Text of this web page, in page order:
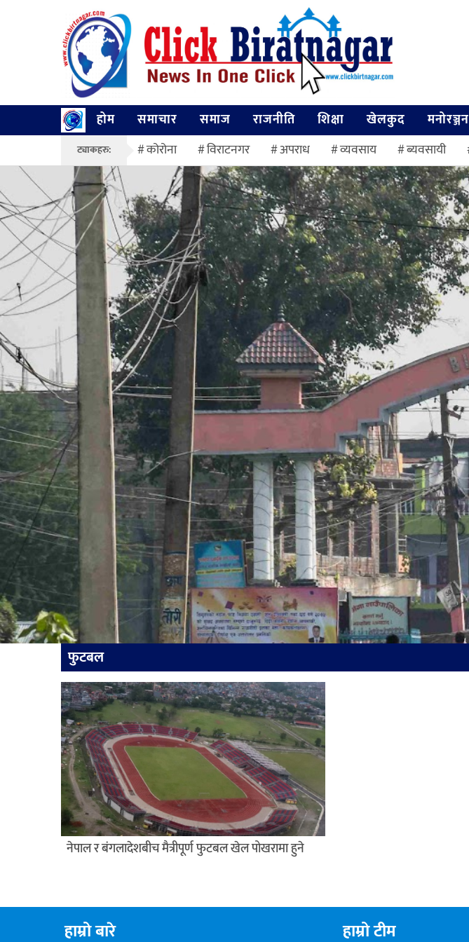
होम समाचार समाज राजनीति शिक्षा खेलकुद मनोरञ्जन
ट्याकहरु: कोरोना विराटनगर अपराध व्यवसाय ब्यवसायी
फुटबल
नेपाल र बंगलादेशबीच मैत्रीपूर्ण फुटबल खेल पोखरामा हुने
हाम्रो बारे हाम्रो टीम